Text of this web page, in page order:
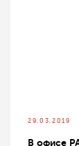
29.03.2019
В офисе